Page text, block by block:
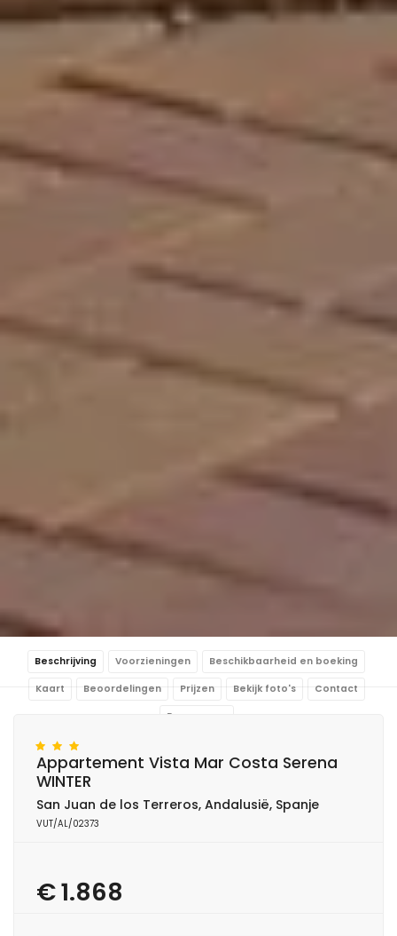
Beschrijving Voorzieningen Beschikbaarheid en boeking
Kaart Beoordelingen Prijzen Bekijk foto's Contact
Reserveren
Appartement Vista Mar Costa Serena
WINTER
San Juan de los Terreros, Andalusië, Spanje
VUT/AL/02373
€ 1.868